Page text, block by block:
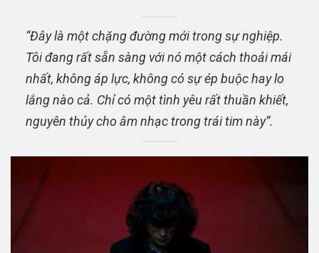
“Đây là một chặng đường mới trong sự nghiệp.
Tôi đang rất sẵn sàng với nó một cách thoải mái
nhất, không áp lực, không có sự ép buộc hay lo
lắng nào cả. Chỉ có một tình yêu rất thuần khiết,
nguyên thủy cho âm nhạc trong trái tim này”.